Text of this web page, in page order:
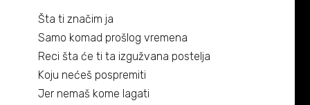
Šta ti značim ja
Samo komad prošlog vremena
Reci šta će ti ta izgužvana postelja
Koju nećeš pospremiti
Jer nemaš kome lagati